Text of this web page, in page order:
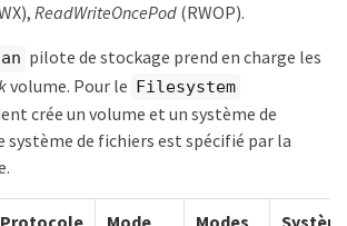
ReadWriteOncePod (RWOP).
pilote de stockage prend en charge les
volume. Pour le Filesystem
crée un volume et un système de
système de fichiers est spécifié par la